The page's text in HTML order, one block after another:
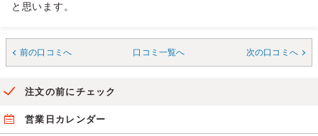
と思います。
前の口コミへ 口コミ一覧へ 次の口コミへ
注文の前にチェック
営業日カレンダー